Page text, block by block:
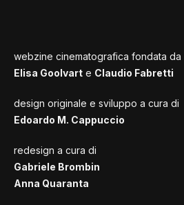
webzine cinematografica fondata da
Elisa Goolvart e Claudio Fabretti
design originale e sviluppo a cura di
Edoardo M. Cappuccio
redesign a cura di
Gabriele Brombin
Anna Quaranta